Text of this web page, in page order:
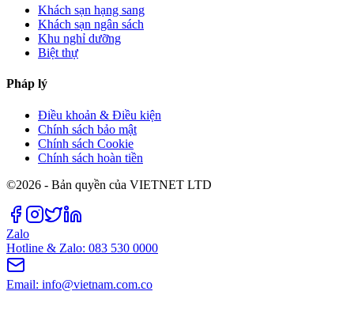
Khách sạn hạng sang
Khách sạn ngân sách
Khu nghỉ dưỡng
Biệt thự
Pháp lý
Điều khoản & Điều kiện
Chính sách bảo mật
Chính sách Cookie
Chính sách hoàn tiền
©2026 - Bản quyền của VIETNET LTD
Zalo
Hotline & Zalo: 083 530 0000
Email: info@vietnam.com.co